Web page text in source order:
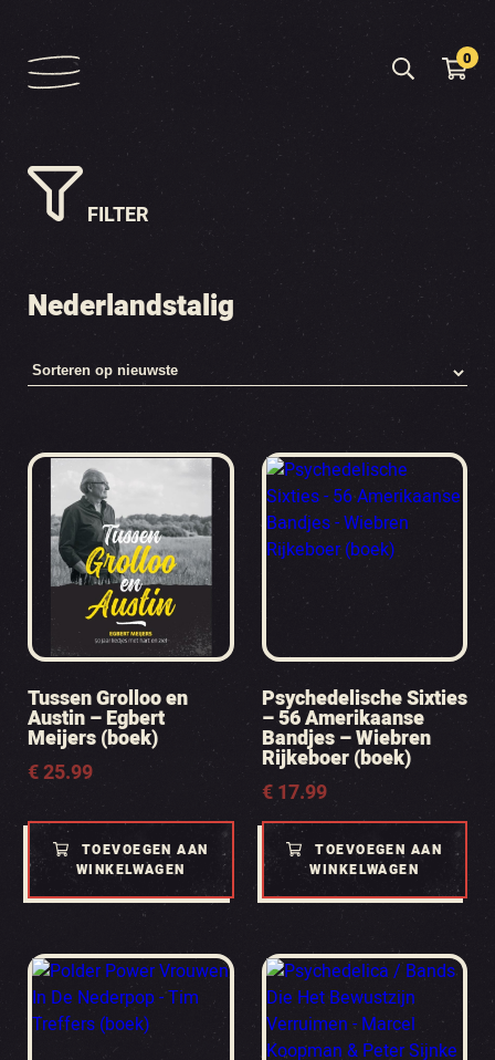
0
FILTER
Nederlandstalig
Tussen Grolloo en
Austin – Egbert
Meijers (boek)
€25.99
TOEVOEGEN AAN
WINKELWAGEN
Psychedelische Sixties
– 56 Amerikaanse
Bandjes – Wiebren
Rijkeboer (boek)
€17.99
TOEVOEGEN AAN
WINKELWAGEN